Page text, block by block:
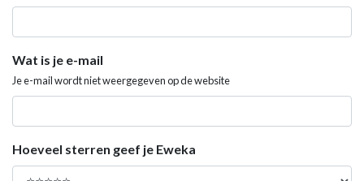
Wat is je e-mail
Je e-mail wordt niet weergegeven op de website
Hoeveel sterren geef je Eweka